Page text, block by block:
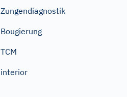
Zungendiagnostik
Bougierung
TCM
interior